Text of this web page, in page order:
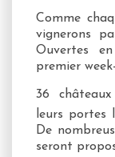
Comme
vignerons
Ouvertes
premier
36
leurs portes
De
seront